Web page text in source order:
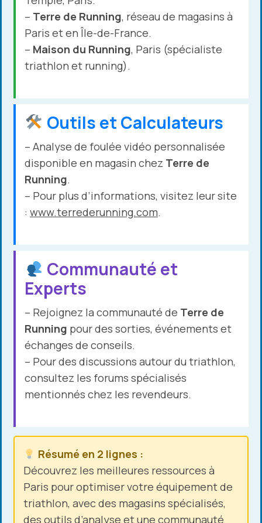
– Terre de Running, réseau de magasins à
Paris et en Île-de-France.
– Maison du Running, Paris (spécialiste
triathlon et running).
Outils et Calculateurs
– Analyse de foulée vidéo personnalisée
disponible en magasin chez Terre de
Running.
– Pour plus d’informations, visitez leur site
: www.terrederunning.com.
Communauté et
Experts
– Rejoignez la communauté de Terre de
Running pour des sorties, événements et
échanges de conseils.
– Pour des discussions autour du triathlon,
consultez les forums spécialisés
mentionnés chez les revendeurs.
Résumé en 2 lignes :
Découvrez les meilleures ressources à
Paris pour optimiser votre équipement de
triathlon, avec des magasins spécialisés,
des outils d’analyse et une communauté